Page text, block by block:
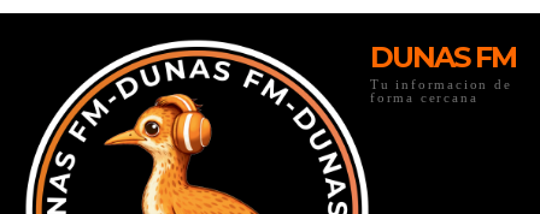
DUNAS FM
Tu informacion de
forma cercana